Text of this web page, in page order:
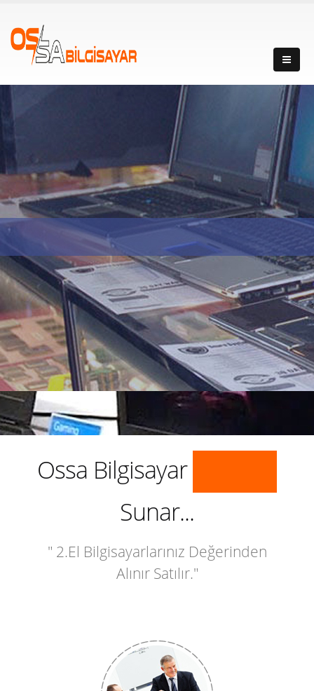
Ossa Bilgisayar
Sunar...
" 2.El Bilgisayarlarınız Değerinden
Alınır Satılır."